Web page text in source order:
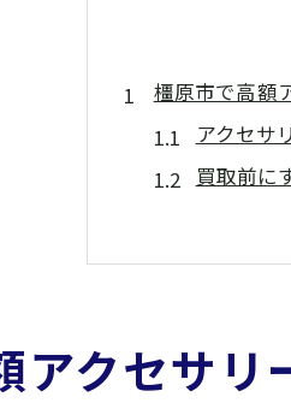
橿原市で高額
アクセサ
買取前に
橿原市
高価買取
橿原市で
アクセサリー
アクセサ